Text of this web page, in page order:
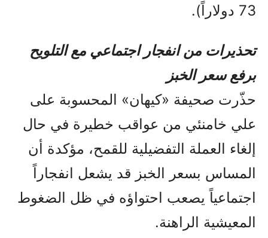
73 دولاراً).
تحذيرات من انفجار اجتماعي مع التلويح
برفع سعر الخبز
حذّرت صحيفة «كيهان» المحسوبة على
علي خامنئي من عواقب خطيرة في حال
إلغاء العملة التفضيلية للقمح، مؤكدة أن
المساس بسعر الخبز قد يشعل انفجاراً
اجتماعياً يصعب احتواؤه في ظل الضغوط
المعيشية الراهنة.